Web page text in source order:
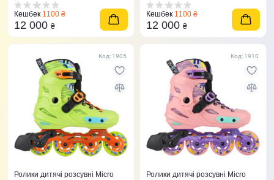
Кешбек 1100 ₴
12 000 ₴
Кешбек 1100 ₴
12 000 ₴
Код: 1905
Ролики дитячі розсувні Micro
Код: 1910
Ролики дитячі розсувні Micro